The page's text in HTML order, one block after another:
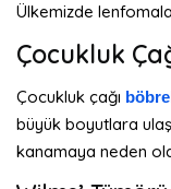
Ülkemizde
Çocukluk
Çocukluk çağı
büyük boyutlara
kanamaya neden